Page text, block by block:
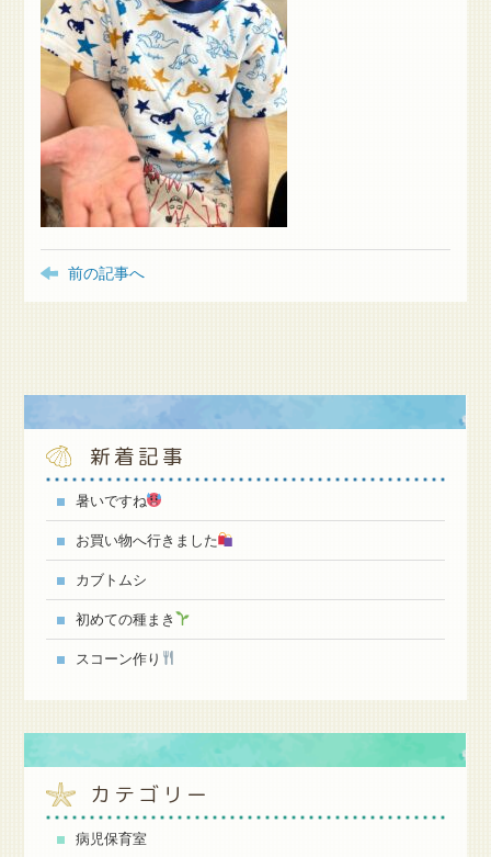
前の記事へ
新着記事
暑いですね
お買い物へ行きました
カブトムシ
初めての種まき
スコーン作り
カテゴリー
病児保育室